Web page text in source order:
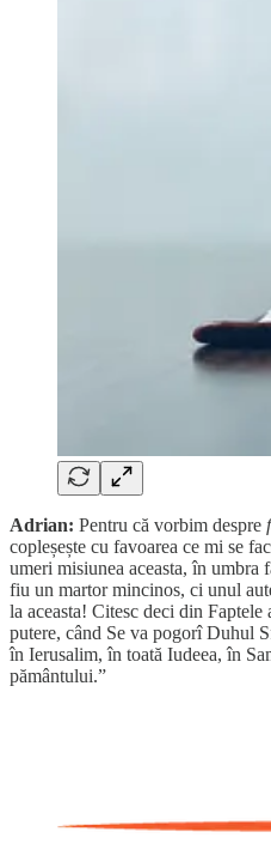
Adrian: Pentru că vorbim despre
copleșește cu favoarea ce mi se
umeri misiunea aceasta, în umbra
fiu un martor mincinos, ci unul
la aceasta! Citesc deci din
putere, când Se va pogorî Duhul
în Ierusalim, în toată Iudeea, în
pământului.”